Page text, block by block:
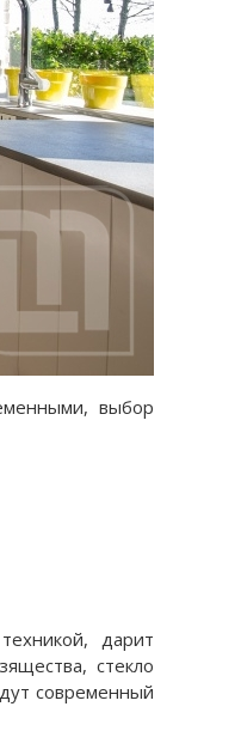
выбор
дарит
стекло
современный